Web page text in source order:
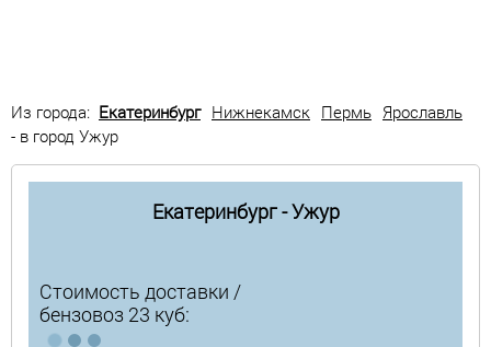
Из города: Екатеринбург Нижнекамск Пермь Ярославль
- в город Ужур
Екатеринбург - Ужур
Стоимость доставки /
бензовоз 23 куб: